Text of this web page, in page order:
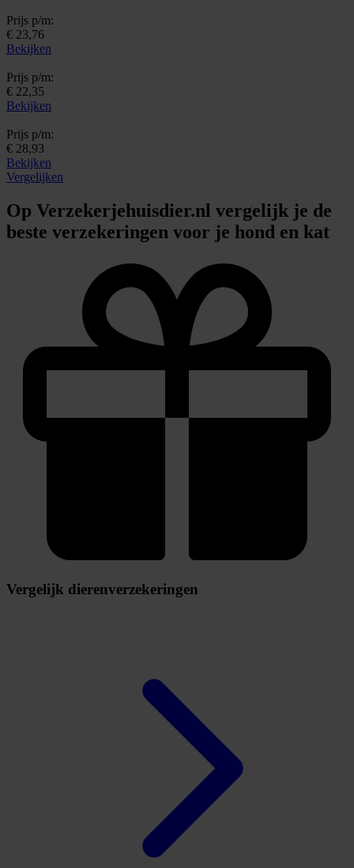
Prijs p/m:
€ 23,76
Bekijken
Prijs p/m:
€ 22,35
Bekijken
Prijs p/m:
€ 28,93
Bekijken
Vergelijken
Op Verzekerjehuisdier.nl vergelijk je de
beste verzekeringen voor je hond en kat
Vergelijk dierenverzekeringen